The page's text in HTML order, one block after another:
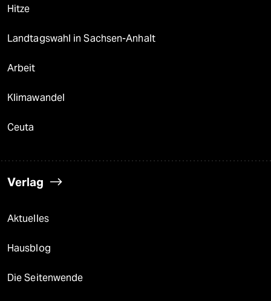
Hitze
Landtagswahl in Sachsen-Anhalt
Arbeit
Klimawandel
Ceuta
Verlag
Aktuelles
Hausblog
Die Seitenwende